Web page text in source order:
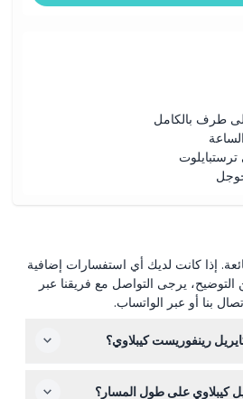
طرف بالكامل
إذا كانت لديك أي استفسارات إضافية
يرجى التواصل مع فريقنا عبر
بنا أو عبر الواتساب.
رينفوريست كيبلاوي؟
كيبلاوي على طول المسار؟